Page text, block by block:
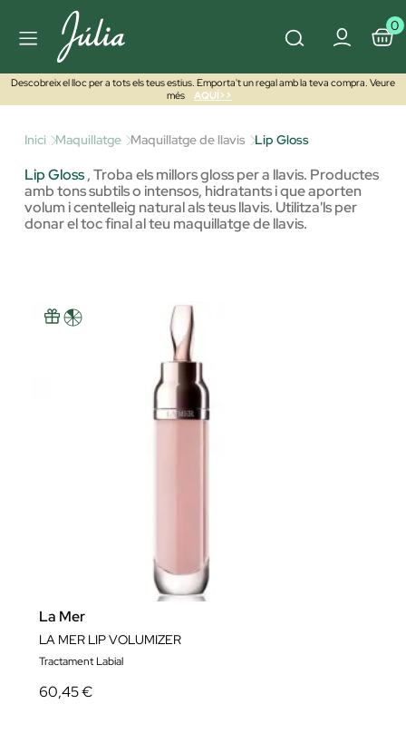
0
Descobreix el lloc per a tots els teus estius. Emporta't un regal amb la teva compra. Veure
més
AQUÍ>>
Inici Maquillatge Maquillatge de llavis Lip Gloss
Lip Gloss,Troba els millors gloss per a llavis. Productes
amb tons subtils o intensos, hidratants i que aporten
volum i centelleig natural als teus llavis. Utilitza'ls per
donar el toc final al teu maquillatge de llavis.
La Mer
LA MER LIP VOLUMIZER
Tractament Labial
60,45 €